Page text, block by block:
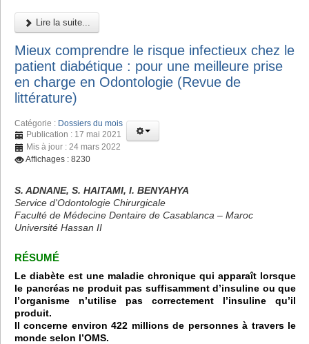
Lire la suite...
Mieux comprendre le risque infectieux chez le
patient diabétique : pour une meilleure prise
en charge en Odontologie (Revue de
littérature)
Catégorie : Dossiers du mois
Publication : 17 mai 2021
Mis à jour : 24 mars 2022
Affichages : 8230
S. ADNANE, S. HAITAMI, I. BENYAHYA
Service d'Odontologie Chirurgicale
Faculté de Médecine Dentaire de Casablanca – Maroc
Université Hassan II
RÉSUMÉ
Le diabète est une maladie chronique qui apparaît lorsque
le pancréas ne produit pas suffisamment d’insuline ou que
l’organisme n’utilise pas correctement l’insuline qu’il
produit.
Il concerne environ 422 millions de personnes à travers le
monde selon l’OMS.